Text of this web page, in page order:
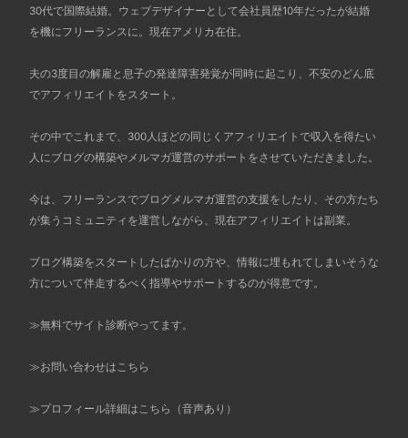
30代で国際結婚。ウェブデザイナーとして会社員歴10年だったが結婚
を機にフリーランスに。現在アメリカ在住。
夫の3度目の解雇と息子の発達障害発覚が同時に起こり、不安のどん底
でアフィリエイトをスタート。
その中でこれまで、300人ほどの同じくアフィリエイトで収入を得たい
人にブログの構築やメルマガ運営のサポートをさせていただきました。
今は、フリーランスでブログメルマガ運営の支援をしたり、その方たち
が集うコミュニティを運営しながら、現在アフィリエイトは副業。
ブログ構築をスタートしたばかりの方や、情報に埋もれてしまいそうな
方について伴走するべく指導やサポートするのが得意です。
≫無料でサイト診断やってます。
≫お問い合わせはこちら
≫プロフィール詳細はこちら（音声あり）